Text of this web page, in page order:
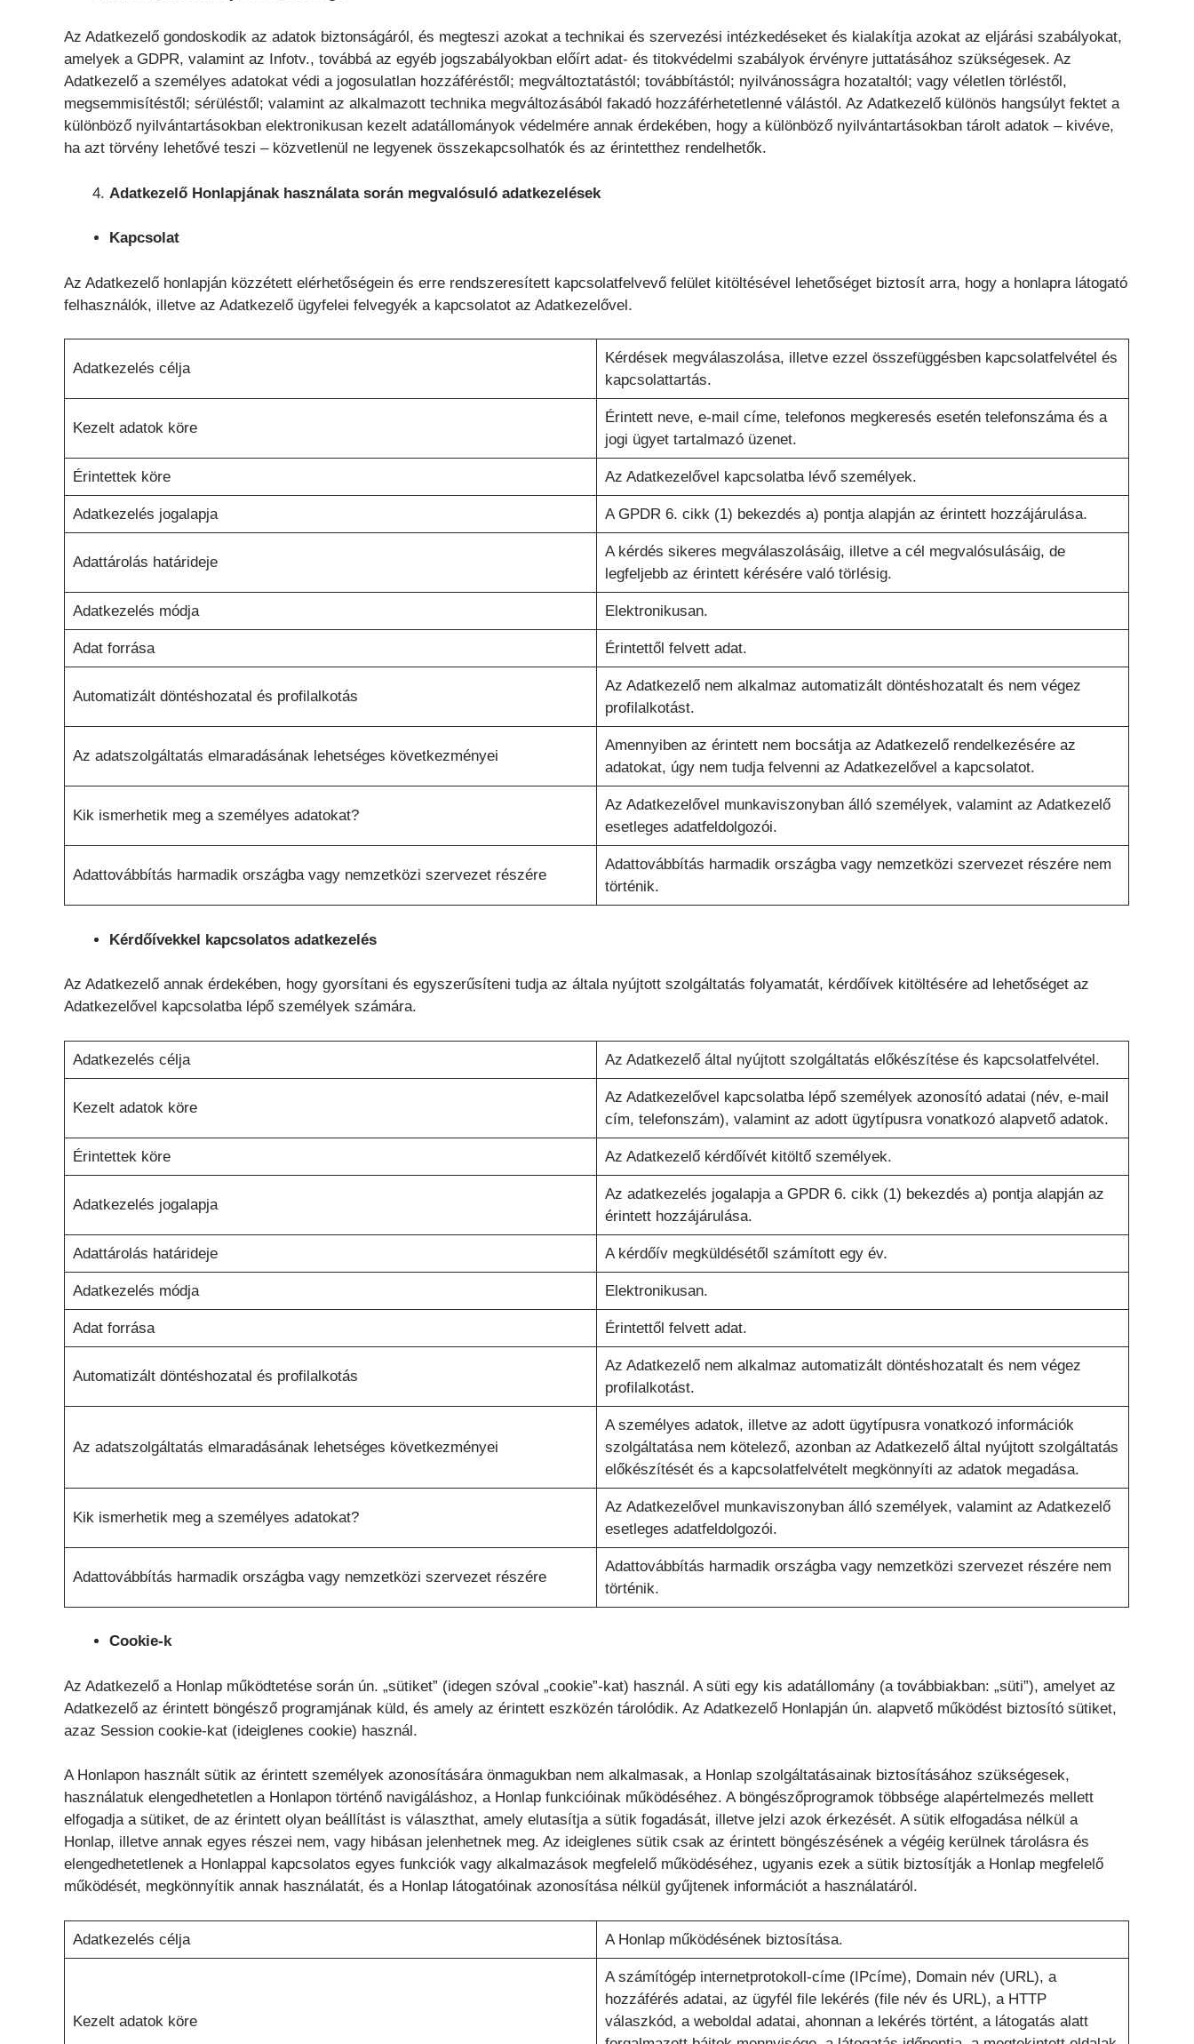
Az Adatkezelő gondoskodik az adatok biztonságáról, és megteszi azokat a technikai és szervezési intézkedéseket és kialakítja azokat az eljárási szabályokat,
amelyek a GDPR, valamint az Infotv., továbbá az egyéb jogszabályokban előírt adat- és titokvédelmi szabályok érvényre juttatásához szükségesek. Az
Adatkezelő a személyes adatokat védi a jogosulatlan hozzáféréstől; megváltoztatástól; továbbítástól; nyilvánosságra hozataltól; vagy véletlen törléstől,
megsemmisítéstől; sérüléstől; valamint az alkalmazott technika megváltozásából fakadó hozzáférhetetlenné válástól. Az Adatkezelő különös hangsúlyt fektet a
különböző nyilvántartásokban elektronikusan kezelt adatállományok védelmére annak érdekében, hogy a különböző nyilvántartásokban tárolt adatok – kivéve,
ha azt törvény lehetővé teszi – közvetlenül ne legyenek összekapcsolhatók és az érintetthez rendelhetők.
Adatkezelő Honlapjának használata során megvalósuló adatkezelések
Kapcsolat
Az Adatkezelő honlapján közzétett elérhetőségein és erre rendszeresített kapcsolatfelvevő felület kitöltésével lehetőséget biztosít arra, hogy a honlapra látogató
felhasználók, illetve az Adatkezelő ügyfelei felvegyék a kapcsolatot az Adatkezelővel.
Adatkezelés célja
Kérdések megválaszolása, illetve ezzel összefüggésben kapcsolatfelvétel és
kapcsolattartás.
Kezelt adatok köre
Érintett neve, e-mail címe, telefonos megkeresés esetén telefonszáma és a
jogi ügyet tartalmazó üzenet.
Érintettek köre Az Adatkezelővel kapcsolatba lévő személyek.
Adatkezelés jogalapja A GPDR 6. cikk (1) bekezdés a) pontja alapján az érintett hozzájárulása.
Adattárolás határideje
A kérdés sikeres megválaszolásáig, illetve a cél megvalósulásáig, de
legfeljebb az érintett kérésére való törlésig.
Adatkezelés módja Elektronikusan.
Adat forrása Érintettől felvett adat.
Automatizált döntéshozatal és profilalkotás
Az Adatkezelő nem alkalmaz automatizált döntéshozatalt és nem végez
profilalkotást.
Az adatszolgáltatás elmaradásának lehetséges következményei
Amennyiben az érintett nem bocsátja az Adatkezelő rendelkezésére az
adatokat, úgy nem tudja felvenni az Adatkezelővel a kapcsolatot.
Kik ismerhetik meg a személyes adatokat?
Az Adatkezelővel munkaviszonyban álló személyek, valamint az Adatkezelő
esetleges adatfeldolgozói.
Adattovábbítás harmadik országba vagy nemzetközi szervezet részére
Adattovábbítás harmadik országba vagy nemzetközi szervezet részére nem
történik.
Kérdőívekkel kapcsolatos adatkezelés
Az Adatkezelő annak érdekében, hogy gyorsítani és egyszerűsíteni tudja az általa nyújtott szolgáltatás folyamatát, kérdőívek kitöltésére ad lehetőséget az
Adatkezelővel kapcsolatba lépő személyek számára.
Adatkezelés célja Az Adatkezelő által nyújtott szolgáltatás előkészítése és kapcsolatfelvétel.
Kezelt adatok köre
Az Adatkezelővel kapcsolatba lépő személyek azonosító adatai (név, e-mail
cím, telefonszám), valamint az adott ügytípusra vonatkozó alapvető adatok.
Érintettek köre Az Adatkezelő kérdőívét kitöltő személyek.
Adatkezelés jogalapja
Az adatkezelés jogalapja a GPDR 6. cikk (1) bekezdés a) pontja alapján az
érintett hozzájárulása.
Adattárolás határideje A kérdőív megküldésétől számított egy év.
Adatkezelés módja Elektronikusan.
Adat forrása Érintettől felvett adat.
Automatizált döntéshozatal és profilalkotás
Az Adatkezelő nem alkalmaz automatizált döntéshozatalt és nem végez
profilalkotást.
Az adatszolgáltatás elmaradásának lehetséges következményei
A személyes adatok, illetve az adott ügytípusra vonatkozó információk
szolgáltatása nem kötelező, azonban az Adatkezelő által nyújtott szolgáltatás
előkészítését és a kapcsolatfelvételt megkönnyíti az adatok megadása.
Kik ismerhetik meg a személyes adatokat?
Az Adatkezelővel munkaviszonyban álló személyek, valamint az Adatkezelő
esetleges adatfeldolgozói.
Adattovábbítás harmadik országba vagy nemzetközi szervezet részére
Adattovábbítás harmadik országba vagy nemzetközi szervezet részére nem
történik.
Cookie-k
Az Adatkezelő a Honlap működtetése során ún. „sütiket” (idegen szóval „cookie”-kat) használ. A süti egy kis adatállomány (a továbbiakban: „süti”), amelyet az
Adatkezelő az érintett böngésző programjának küld, és amely az érintett eszközén tárolódik. Az Adatkezelő Honlapján ún. alapvető működést biztosító sütiket,
azaz Session cookie-kat (ideiglenes cookie) használ.
A Honlapon használt sütik az érintett személyek azonosítására önmagukban nem alkalmasak, a Honlap szolgáltatásainak biztosításához szükségesek,
használatuk elengedhetetlen a Honlapon történő navigáláshoz, a Honlap funkcióinak működéséhez. A böngészőprogramok többsége alapértelmezés mellett
elfogadja a sütiket, de az érintett olyan beállítást is választhat, amely elutasítja a sütik fogadását, illetve jelzi azok érkezését. A sütik elfogadása nélkül a
Honlap, illetve annak egyes részei nem, vagy hibásan jelenhetnek meg. Az ideiglenes sütik csak az érintett böngészésének a végéig kerülnek tárolásra és
elengedhetetlenek a Honlappal kapcsolatos egyes funkciók vagy alkalmazások megfelelő működéséhez, ugyanis ezek a sütik biztosítják a Honlap megfelelő
működését, megkönnyítik annak használatát, és a Honlap látogatóinak azonosítása nélkül gyűjtenek információt a használatáról.
Adatkezelés célja A Honlap működésének biztosítása.
Kezelt adatok köre
A számítógép internetprotokoll-címe (IPcíme), Domain név (URL), a
hozzáférés adatai, az ügyfél file lekérés (file név és URL), a HTTP
válaszkód, a weboldal adatai, ahonnan a lekérés történt, a látogatás alatt